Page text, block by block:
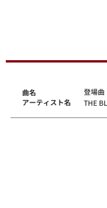
曲名
アーティスト名
登場曲
THE